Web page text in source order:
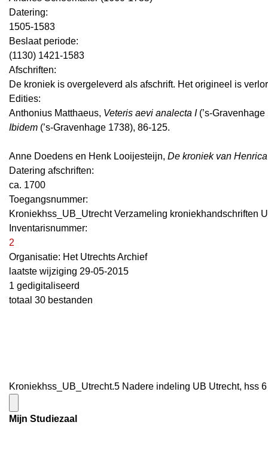
Datering:
1505-1583
Beslaat periode:
(1130) 1421-1583
Afschriften:
De kroniek is overgeleverd als afschrift. Het origineel is
Edities:
Anthonius Matthaeus, Veteris aevi analecta I(’s-
Ibidem (’s-Gravenhage 1738), 86-125.
Anne Doedens en Henk Looijesteijn, De kroniek van
Datering afschriften:
ca. 1700
Toegangsnummer:
Kroniekhss_UB_Utrecht Verzameling kroniekhandschriften
Inventarisnummer:
2
Organisatie: Het Utrechts Archief
laatste wijziging 29-05-2015
1 gedigitaliseerd
totaal 30 bestanden
Kroniekhss_UB_Utrecht.5 Nadere indeling UB Utrecht, hss
Mijn Studiezaal